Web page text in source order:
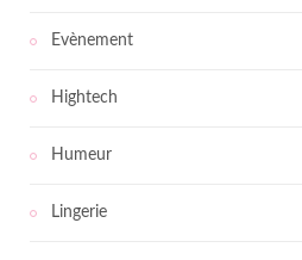
Evènement
Hightech
Humeur
Lingerie